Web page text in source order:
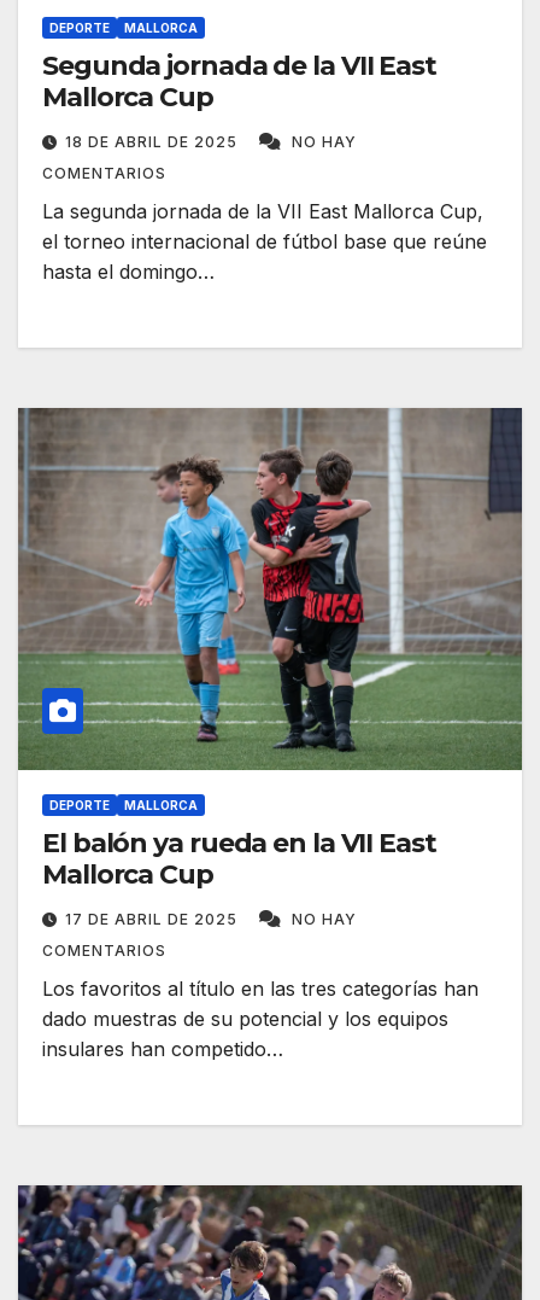
DEPORTE MALLORCA
Segunda jornada de la VII East
Mallorca Cup
18 DE ABRIL DE 2025
NO HAY
COMENTARIOS
La segunda jornada de la VII East Mallorca Cup,
el torneo internacional de fútbol base que reúne
hasta el domingo…
DEPORTE MALLORCA
El balón ya rueda en la VII East
Mallorca Cup
17 DE ABRIL DE 2025
NO HAY
COMENTARIOS
Los favoritos al título en las tres categorías han
dado muestras de su potencial y los equipos
insulares han competido…